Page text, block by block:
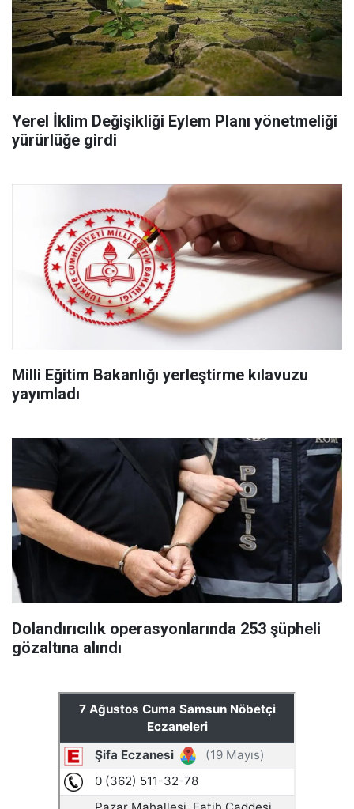
Yerel İklim Değişikliği Eylem Planı yönetmeliği
yürürlüğe girdi
Milli Eğitim Bakanlığı yerleştirme kılavuzu
yayımladı
Dolandırıcılık operasyonlarında 253 şüpheli
gözaltına alındı